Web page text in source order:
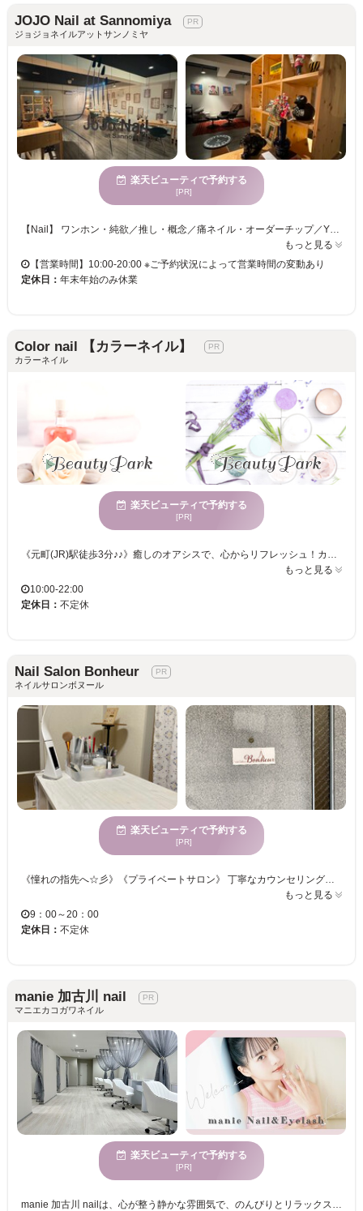
JOJO Nail at Sannomiya
ジョジョネイルアットサンノミヤ
楽天ビューティで予約する
[PR]
もっと見る
【営業時間】10:00-20:00 ※ご予約状況によって営業時間の変動あり
定休日： 年末年始のみ休業
Color nail 【カラーネイル】
カラーネイル
楽天ビューティで予約する
[PR]
《元町(JR)駅徒歩3分♪♪》癒しのオアシスで、心からリフレッシュ！カウンセリングのエキスパートがあなたのニーズに寄り添う安心感！すべての世代に愛される、幅広い層向けサロン！個室完備で子連れでも安心！多彩な決済方法で快適に☆ Color nailは、多様な年齢のお客様に愛されるネイルサロンです。私たちは一人ひとりの魅力を最大限に引き出すため、マンツーマンの丁寧なカウンセリングと施術を行っています。心身が休まる場所で、お客様に笑顔と心地良さを提供することを目指しています。お子様連れのお客様も歓迎し、個室での施術も可能ですので、安心してお越しください。良心的な価格で、多くのお客様にネイルを楽しんでいただけるサロンを心掛けています。さまざまな決済方法も対応していますので、お会計もスムーズです。自然の温もりが感じられるColor nailで、特別な時間を過ごしませんか。
もっと見る
10:00-22:00
定休日： 不定休
Nail Salon Bonheur
ネイルサロンボヌール
楽天ビューティで予約する
[PR]
《憧れの指先へ☆彡》《プライベートサロン》 丁寧なカウンセリングでお客様と一緒に相談しながら、希望やイメージに沿って忠実に再現◎ 定番のシンプルデザイン☆旬のこだわりデザイン☆も自在に表現します！ 確かな技術でお客様に合った指先に仕上げます☆理想の仕上がりを長く楽しみましょう☆ 指先の印象をチェンジしませんか？お客様のご来店を心よりお待ちしております。
もっと見る
9：00～20：00
定休日： 不定休
manie 加古川 nail
マニエカコガワネイル
楽天ビューティで予約する
[PR]
manie 加古川 nailは、心が整う静かな雰囲気で、のんびりとリラックスした時間を過ごせる空間です。新規オープンしたこのサロンは、別府駅から車でわずか2分の便利な立地にあります。manieでは、まつ毛エクステやパリジェンヌラッシュリフト、黄金比アイブロウに加え、豊富なデザインのネイルアートし放題など、多彩なメニューで「なりたい自分」を実現できます。幅広い年齢の方に支持されているmanie 加古川 nailでは、個室での施術を通じて、落ち着いた雰囲気の中で高クオリティな仕上がりを楽しめます。駐車場完備で子連れのお客様も安心してご利用いただけますので、ぜひ一度気軽にお越しください。お気に入りの担当者を見つけて心身ともにリフレッシュするひとときをお過ごしください。